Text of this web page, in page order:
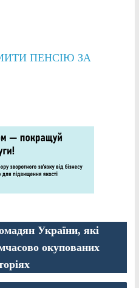
ПЕНСІЮ ЗА
України, які
окупованих